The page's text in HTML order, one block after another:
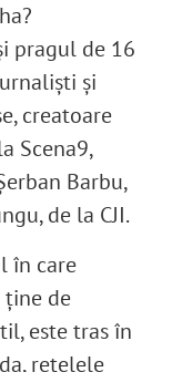
pragul de 16
și
creatoare
Scena9,
Barbu,
de la CJI.
în care
ține de
este tras în
rețelele